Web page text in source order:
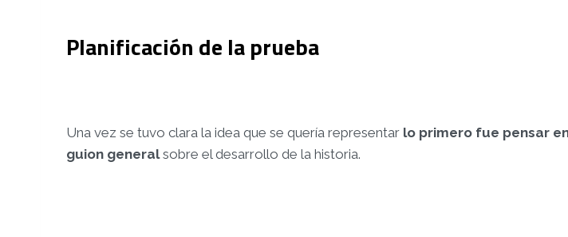
Planificación de la prueba
Una vez se tuvo clara la idea que se quería representar lo primero fue pensar
guion generalsobre el desarrollo de la historia.